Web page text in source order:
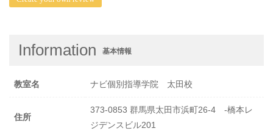
Information 基本情報
教室名 ナビ個別指導学院 太田校
住所
373-0853 群馬県太田市浜町26-4 -橋本レ
ジデンスビル201